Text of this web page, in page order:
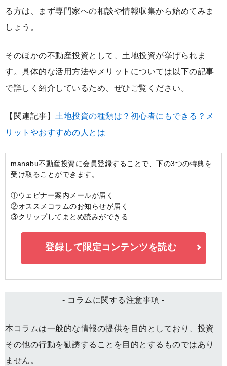
る方は、まず専門家への相談や情報収集から始めてみま
しょう。
そのほかの不動産投資として、土地投資が挙げられま
す。具体的な活用方法やメリットについては以下の記事
で詳しく紹介しているため、ぜひご覧ください。
【関連記事】 土地投資の種類は？初心者にもできる？メ
リットやおすすめの人とは
manabu不動産投資に会員登録することで、下の3つの特典を
受け取ることができます。
①ウェビナー案内メールが届く
②オススメコラムのお知らせが届く
③クリップしてまとめ読みができる
登録して限定コンテンツを読む
- コラムに関する注意事項 -
本コラムは一般的な情報の提供を目的としており、投資
その他の行動を勧誘することを目的とするものではあり
ません。